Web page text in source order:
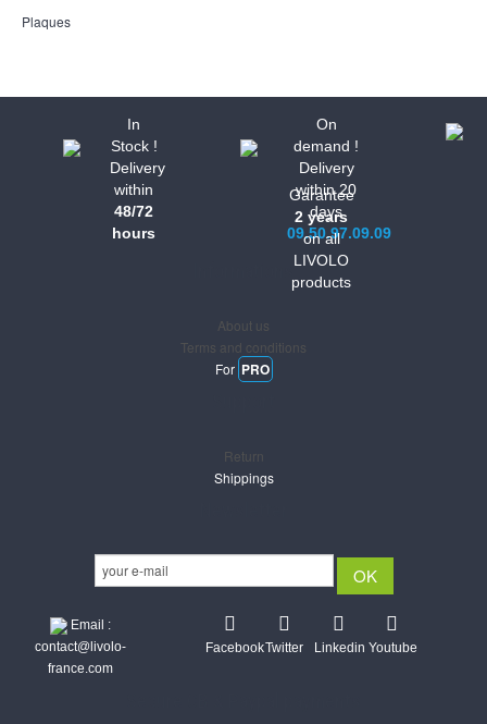
Plaques
In
Stock !
Delivery
within
48/72
hours
On
demand !
Delivery
within 20
days
09.50.97.09.09
Garantee
2 years
on all
LIVOLO
products
About us
Terms and conditions
For PRO
Return
Shippings
Email :
contact@livolo-
france.com
FacebookTwitter Linkedin Youtube